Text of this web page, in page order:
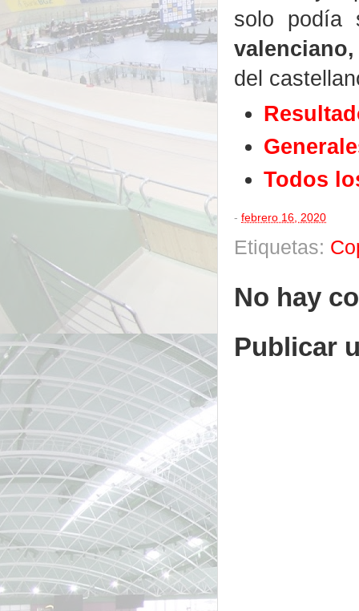
solo
del
Todos
- febrero 16, 2020
Etiquetas:
No hay
Publicar